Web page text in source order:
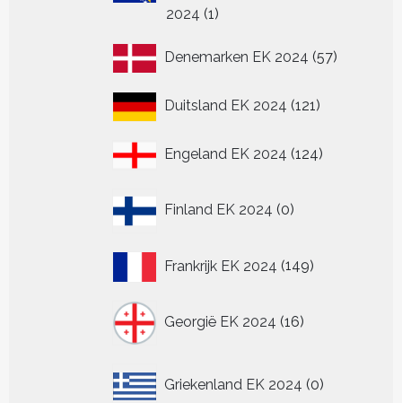
2024 11
Denemarken EK 2024 5757
Duitsland EK 2024 121121
Engeland EK 2024 124124
Finland EK 2024 0
producten
Frankrijk EK 2024 149149
Georgië EK 2024 16
producten
Griekenland EK 2024 0
producten